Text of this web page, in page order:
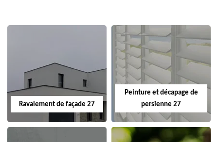
Ravalement de façade 27
Peinture et décapage de
persienne 27